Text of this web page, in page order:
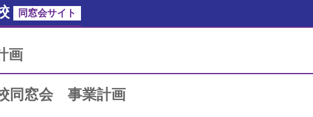
同窓会サイト
画
同窓会 事業計画